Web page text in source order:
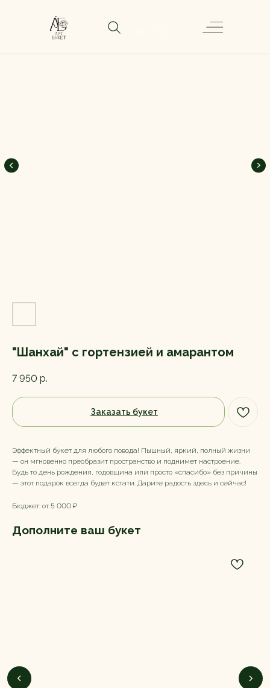
"Шанхай" с гортензией и амарантом
7 950 р.
Заказать букет
Эффектный букет для любого повода! Пышный, яркий, полный жизни
— он мгновенно преобразит пространство и поднимет настроение.
Будь то день рождения, годовщина или просто «спасибо» без причины
— этот подарок всегда будет кстати. Дарите радость здесь и сейчас!
Бюджет: от 5 000 ₽
Дополните ваш букет